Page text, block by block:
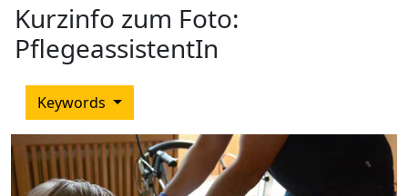
Kurzinfo zum Foto:
PflegeassistentIn
Keywords